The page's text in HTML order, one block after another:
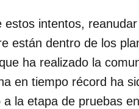
estos intentos,
están dentro de los
ha realizado la
en tiempo récord ha
a la etapa de pruebas